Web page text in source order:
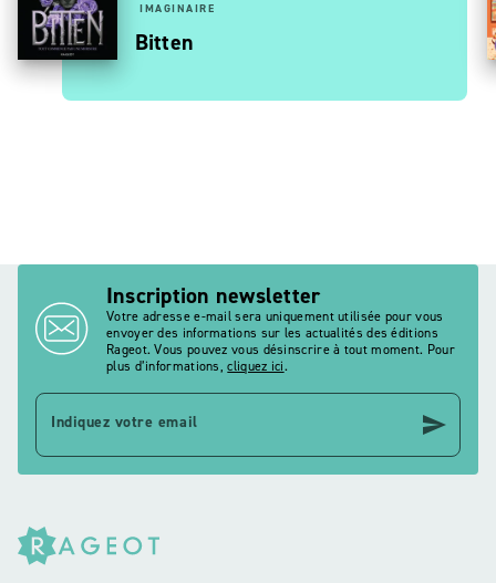
IMAGINAIRE
Bitten
Inscription newsletter
Votre adresse e-mail sera uniquement utilisée pour vous
envoyer des informations sur les actualités des éditions
Rageot. Vous pouvez vous désinscrire à tout moment. Pour
plus d’informations,cliquez ici.
Indiquez votre email send